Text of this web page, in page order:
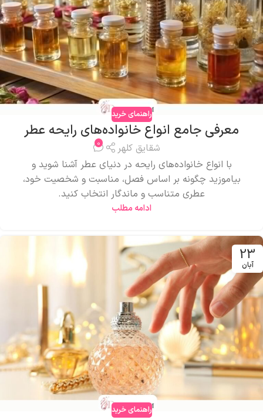
راهنمای خرید
معرفی جامع انواع خانواده‌های رایحه عطر
شقایق کلهر 0
با انواع خانواده‌های رایحه در دنیای عطر آشنا شوید و
بیاموزید چگونه بر اساس فصل، مناسبت و شخصیت خود،
عطری متناسب و ماندگار انتخاب کنید.
ادامه مطلب
23
آبان
راهنمای خرید